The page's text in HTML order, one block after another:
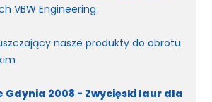
VBW Engineering
nasze produkty do obrotu
Gdynia 2008 - Zwycięski laur dla